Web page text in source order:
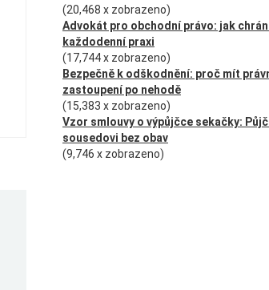
(20,468 x zobrazeno)
Advokát pro obchodní právo: jak
každodenní praxi
(17,744 x zobrazeno)
Bezpečně k odškodnění: proč mít
zastoupení po nehodě
(15,383 x zobrazeno)
Vzor smlouvy o výpůjčce sekačky:
sousedovi bez obav
(9,746 x zobrazeno)